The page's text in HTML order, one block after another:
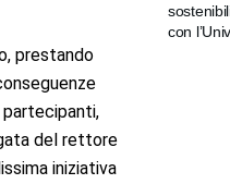
prestando
del rettore
iniziativa
con